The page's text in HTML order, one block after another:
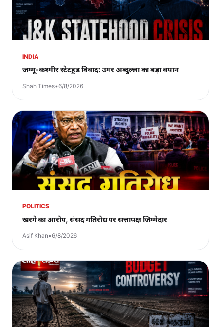
INDIA
जम्मू-कश्मीर स्टेटहुड विवाद: उमर अब्दुल्ला का बड़ा बयान
Shah Times•6/8/2026
POLITICS
खरगे का आरोप, संसद गतिरोध पर सत्तापक्ष जिम्मेदार
Asif Khan•6/8/2026